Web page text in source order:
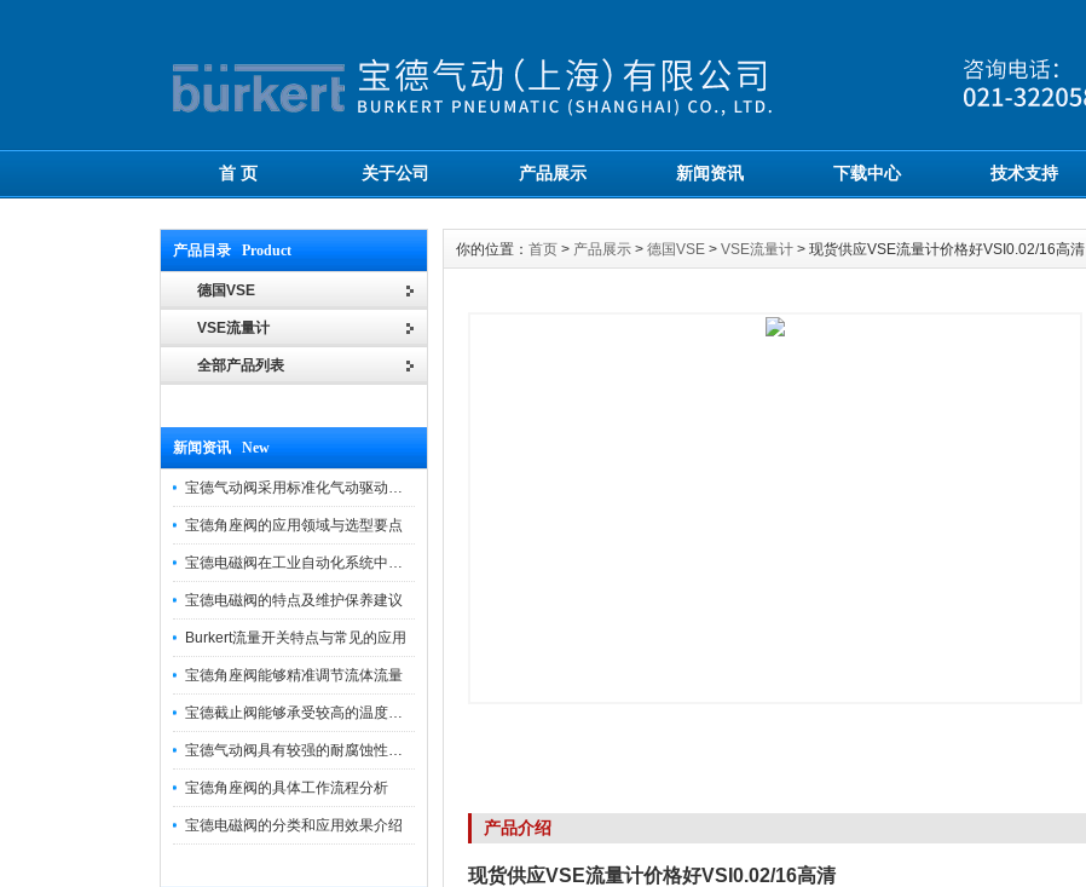
首 页 关于公司 产品展示 新闻资讯 下载中心 技术支持
产品目录 Product
德国VSE
VSE流量计
全部产品列表
新闻资讯 New
宝德气动阀采用标准化气动驱动设计，可匹配各类工业气源工况
宝德角座阀的应用领域与选型要点
宝德电磁阀在工业自动化系统中的作用
宝德电磁阀的特点及维护保养建议
Burkert流量开关特点与常见的应用
宝德角座阀能够精准调节流体流量
宝德截止阀能够承受较高的温度和压力
宝德气动阀具有较强的耐腐蚀性和抗震性
宝德角座阀的具体工作流程分析
宝德电磁阀的分类和应用效果介绍
你的位置： 首页 > 产品展示 > 德国VSE > VSE流量计 > 现货供应VSE流量计价格好VSI0.02/16高清
产品介绍
现货供应VSE流量计价格好VSI0.02/16高清